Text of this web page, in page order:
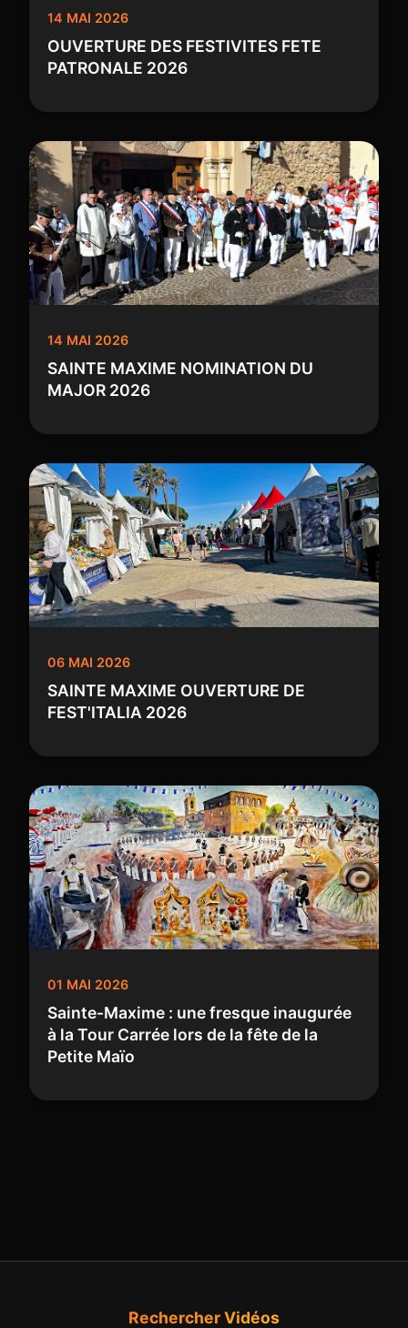
14 MAI 2026
OUVERTURE DES FESTIVITES FETE
PATRONALE 2026
14 MAI 2026
SAINTE MAXIME NOMINATION DU
MAJOR 2026
06 MAI 2026
SAINTE MAXIME OUVERTURE DE
FEST'ITALIA 2026
01 MAI 2026
Sainte-Maxime : une fresque inaugurée
à la Tour Carrée lors de la fête de la
Petite Maïo
Rechercher Vidéos